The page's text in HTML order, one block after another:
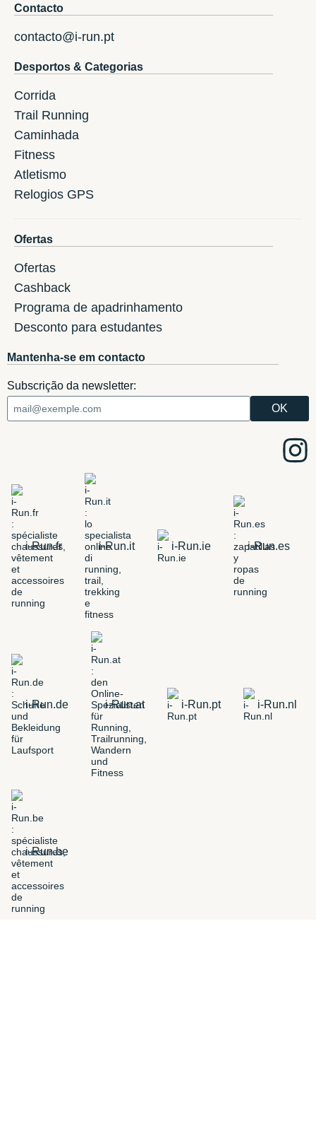
Contacto
contacto@i-run.pt
Desportos & Categorias
Corrida
Trail Running
Caminhada
Fitness
Atletismo
Relogios GPS
Ofertas
Ofertas
Cashback
Programa de apadrinhamento
Desconto para estudantes
Mantenha-se em contacto
Subscrição da newsletter:
i-Run.fr i-Run.it i-Run.ie i-Run.es
i-Run.de i-Run.at i-Run.pt i-Run.nl
i-Run.be